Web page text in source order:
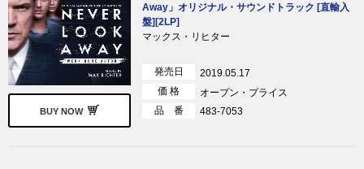
BUY NOW
Away」オリジナル・サウンドトラック [直輸入
盤][2LP]
マックス・リヒター
発売日
2019.05.17
価 格
オープン・プライス
品 番
483-7053